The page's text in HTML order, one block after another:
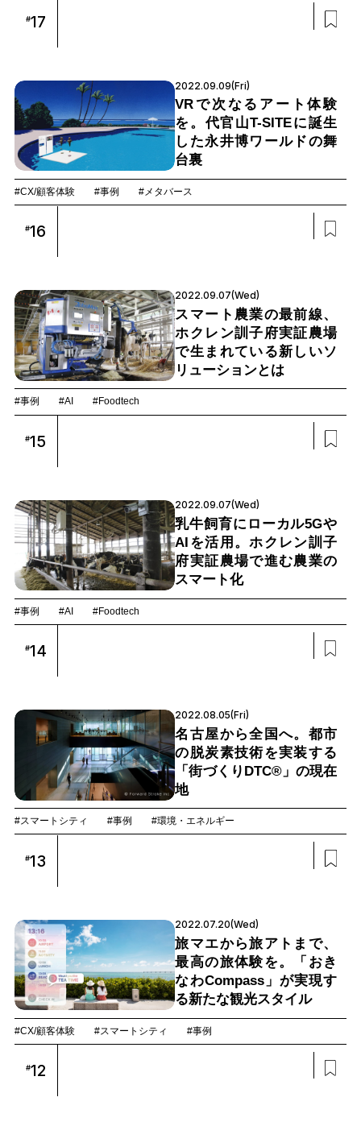
#17
2022.09.09(Fri)
VRで次なるアート体験
を。代官山T-SITEに誕生
した永井博ワールドの舞
台裏
#CX/顧客体験 #事例 #メタバース
#16
2022.09.07(Wed)
スマート農業の最前線、
ホクレン訓子府実証農場
で生まれている新しいソ
リューションとは
#事例 #AI #Foodtech
#15
2022.09.07(Wed)
乳牛飼育にローカル5Gや
AIを活用。ホクレン訓子
府実証農場で進む農業の
スマート化
#事例 #AI #Foodtech
#14
2022.08.05(Fri)
名古屋から全国へ。都市
の脱炭素技術を実装する
「街づくりDTC®」の現在
地
#スマートシティ #事例 #環境・エネルギー
#13
2022.07.20(Wed)
旅マエから旅アトまで、
最高の旅体験を。「おき
なわCompass」が実現す
る新たな観光スタイル
#CX/顧客体験 #スマートシティ #事例
#12